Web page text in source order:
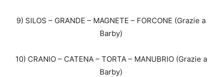
9) SILOS – GRANDE – MAGNETE – FORCONE (Grazie a
Barby)
10) CRANIO – CATENA – TORTA – MANUBRIO (Grazie a
Barby)